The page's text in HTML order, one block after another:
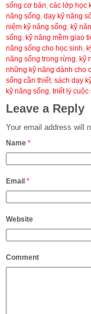
sống cơ bản, các lớp học
năng sống, dạy kỹ năng
niệm kỹ năng sống, kỹ
sống, kỹ năng mềm giao
năng sống cho học sinh,
năng sống trong rừng, kỹ
những kỹ năng dành cho
sống cần thiết, sách dạy
kỹ năng sống, triết lý cuộc
Leave a Reply
Your email address will
Name *
Email *
Website
Comment